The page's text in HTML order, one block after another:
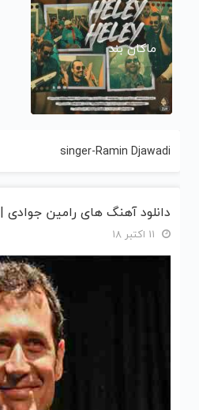
ماکان بند
singer-Ramin Djawadi
دانلود آهنگ های رامین جوادی | Ramin Djawadi